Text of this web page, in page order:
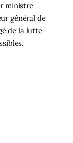
ministre
général de
de la lutte